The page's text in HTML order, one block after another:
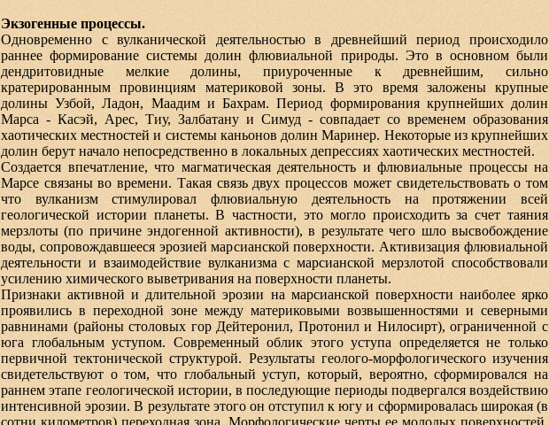
Экзогенные процессы.
Одновременно с вулканической деятельностью в древнейший период происходило
раннее формирование системы долин флювиальной природы. Это в основном были
дендритовидные мелкие долины, приуроченные к древнейшим, сильно
кратерированным провинциям материковой зоны. В это время заложены крупные
долины Узбой, Ладон, Маадим и Бахрам. Период формирования крупнейших долин
Марса - Касэй, Арес, Тиу, Залбатану и Симуд - совпадает со временем образования
хаотических местностей и системы каньонов долин Маринер. Некоторые из крупнейших
долин берут начало непосредственно в локальных депрессиях хаотических местностей.
Создается впечатление, что магматическая деятельность и флювиальные процессы на
Марсе связаны во времени. Такая связь двух процессов может свидетельствовать о том
что вулканизм стимулировал флювиальную деятельность на протяжении всей
геологической истории планеты. В частности, это могло происходить за счет таяния
мерзлоты (по причине эндогенной активности), в результате чего шло высвобождение
воды, сопровождавшееся эрозией марсианской поверхности. Активизация флювиальной
деятельности и взаимодействие вулканизма с марсианской мерзлотой способствовали
усилению химического выветривания на поверхности планеты.
Признаки активной и длительной эрозии на марсианской поверхности наиболее ярко
проявились в переходной зоне между материковыми возвышенностями и северными
равнинами (районы столовых гор Дейтеронил, Протонил и Нилосирт), ограниченной с
юга глобальным уступом. Современный облик этого уступа определяется не только
первичной тектонической структурой. Результаты геолого-морфологического изучения
свидетельствуют о том, что глобальный уступ, который, вероятно, сформировался на
раннем этапе геологической истории, в последующие периоды подвергался воздействию
интенсивной эрозии. В результате этого он отступил к югу и сформировалась широкая (в
сотни километров) переходная зона. Морфологические черты ее молодых поверхностей,